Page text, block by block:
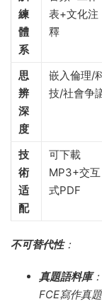
練
體
系
表+文化注
釋
思
辨
深
度
嵌入倫理/
技/社會争
技
術
适
配
可下載
MP3+交互
式PDF
不可替代性​：
真題語料庫
FCE寫作真